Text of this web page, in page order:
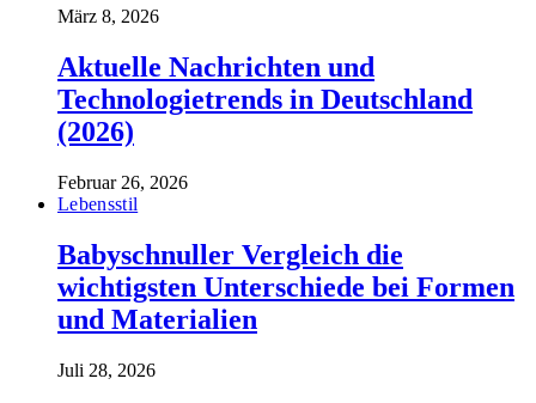
März 8, 2026
Aktuelle Nachrichten und
Technologietrends in Deutschland
(2026)
Februar 26, 2026
Lebensstil
Babyschnuller Vergleich die
wichtigsten Unterschiede bei Formen
und Materialien
Juli 28, 2026